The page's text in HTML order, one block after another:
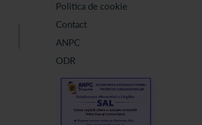
Politica de cookie
Contact
ANPC
ODR